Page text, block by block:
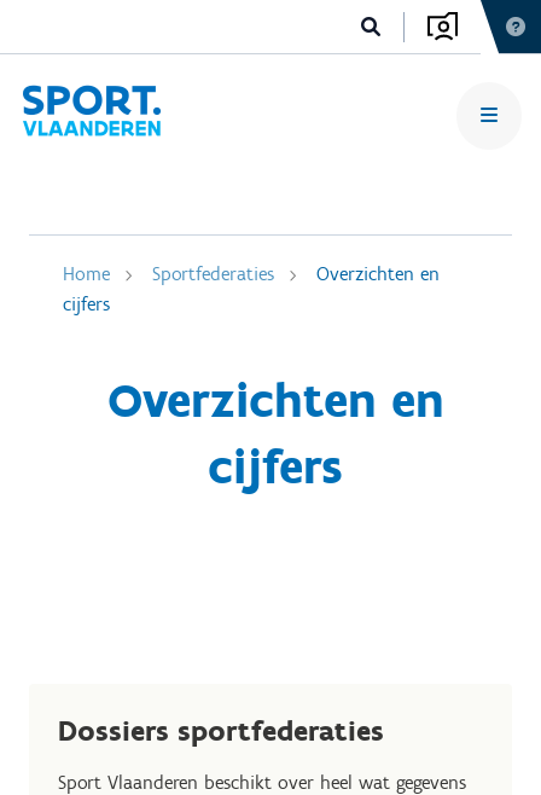
Home Sportfederaties
Overzichten en
cijfers
Overzichten en
cijfers
Dossiers sportfederaties
Sport Vlaanderen beschikt over heel wat gegevens